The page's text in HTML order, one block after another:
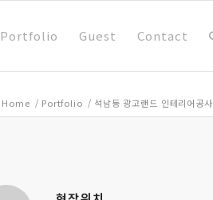
Portfolio Guest Contact
Home / Portfolio / 석남동 광고랜드 인테리어공사